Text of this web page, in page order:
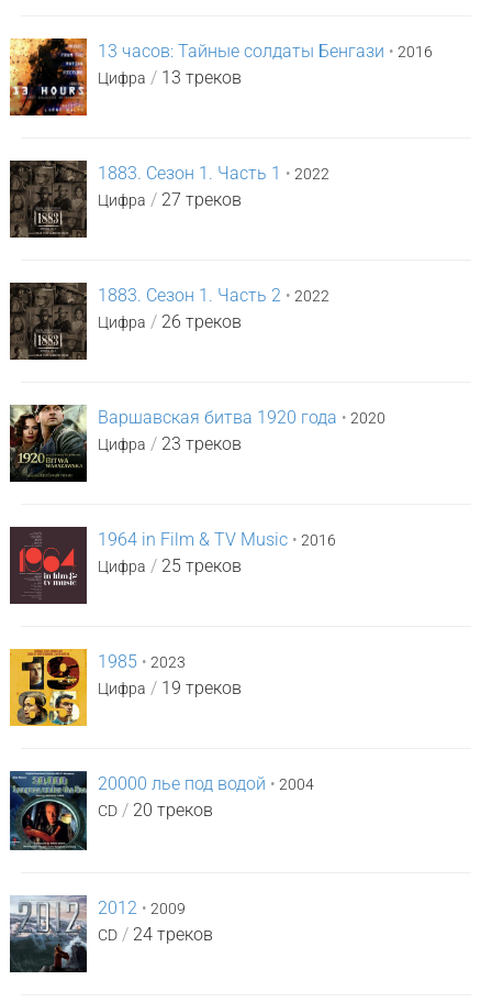
13 часов: Тайные солдаты Бенгази • 2016
Цифра / 13 треков
1883. Сезон 1. Часть 1 • 2022
Цифра / 27 треков
1883. Сезон 1. Часть 2 • 2022
Цифра / 26 треков
Варшавская битва 1920 года • 2020
Цифра / 23 треков
1964 in Film & TV Music • 2016
Цифра / 25 треков
1985 • 2023
Цифра / 19 треков
20000 лье под водой • 2004
CD / 20 треков
2012 • 2009
CD / 24 треков